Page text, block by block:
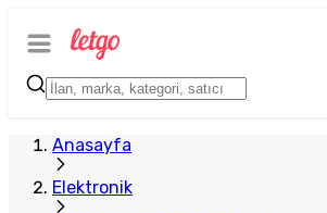
Anasayfa
Elektronik
Plus Satıcı